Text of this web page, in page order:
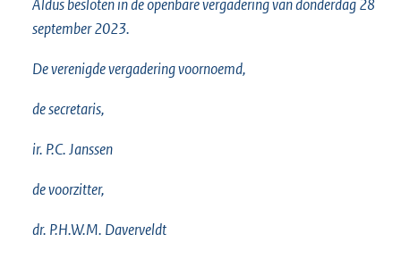
Aldus besloten in de openbare vergadering van donderdag 28
september 2023.
De verenigde vergadering voornoemd,
de secretaris,
ir. P.C. Janssen
de voorzitter,
dr. P.H.W.M. Daverveldt